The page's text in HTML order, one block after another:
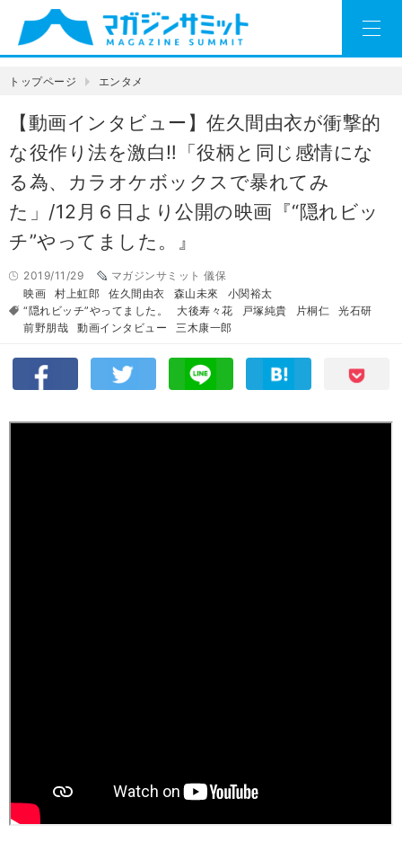
トップページ エンタメ
【動画インタビュー】佐久間由衣が衝撃的
な役作り法を激白‼「役柄と同じ感情にな
る為、カラオケボックスで暴れてみ
た」/12月６日より公開の映画『“隠れビッ
チ”やってました。』
2019/11/29
マガジンサミット 儀保
映画
村上虹郎 佐久間由衣 森山未來
小関裕太
“隠れビッチ”やってました。
大後寿々花 戸塚純貴 片桐仁
光石研
前野朋哉
動画インタビュー 三木康一郎